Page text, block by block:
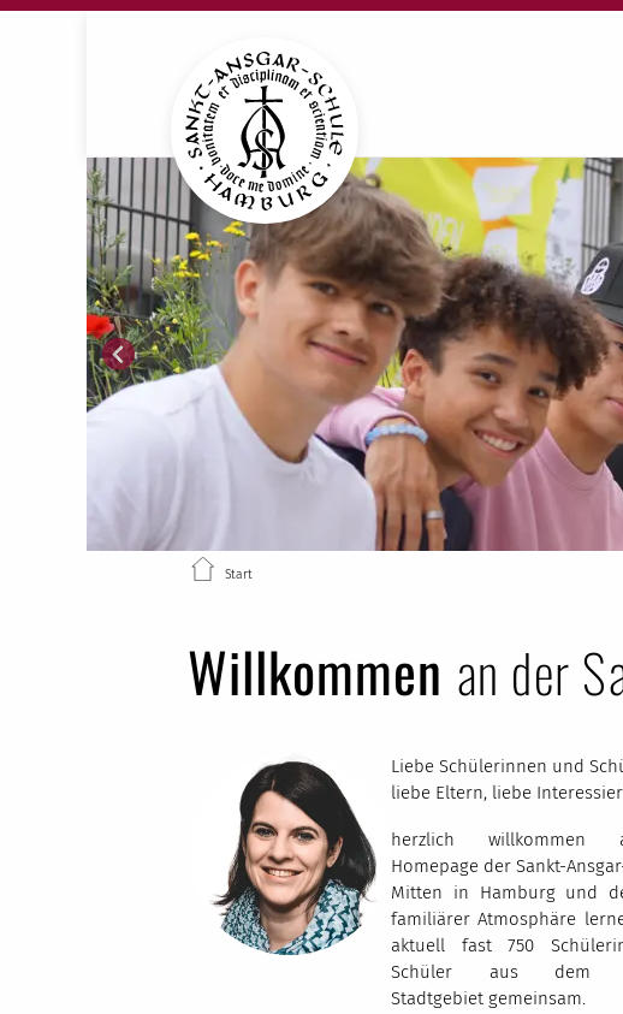
Start
Willkommen an der
Liebe Schülerinnen und
liebe Eltern, liebe
herzlich
Homepage der Sankt-
Mitten in Hamburg und
familiärer Atmosphäre
aktuell fast 750
Schüler aus dem
Stadtgebiet gemeinsam.